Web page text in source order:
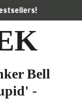
Bell
-